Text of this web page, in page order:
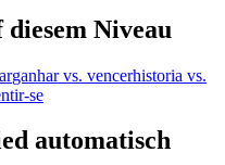
Niveau
ganhar vs. vencerhistoria vs.
se
automatisch